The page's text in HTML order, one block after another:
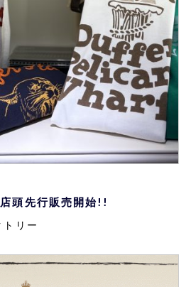
頭先行販売開始!!
リー